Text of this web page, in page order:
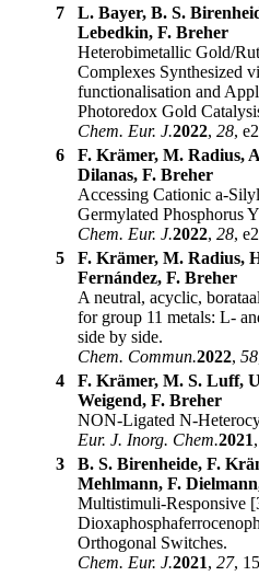
7
L. Bayer, B. S.
Lebedkin, F. Breher
Heterobimetallic Gold/
Complexes Synthesized
functionalisation and
Photoredox Gold
Chem. Eur. J.2022, 28,
6
F. Krämer, M. Radius,
Dilanas, F. Breher
Accessing Cationic a-
Germylated Phosphorus
Chem. Eur. J.2022, 28,
5
F. Krämer, M. Radius,
Fernández, F. Breher
A neutral, acyclic,
for group 11 metals: L-
side by side.
Chem. Commun.2022, 58
4
F. Krämer, M. S. Luff,
Weigend, F. Breher
NON-Ligated N-
Eur. J. Inorg. Chem.2021,
3
B. S. Birenheide, F.
Mehlmann, F.
Multistimuli-Responsive
Orthogonal Switches.
Chem. Eur. J.2021, 27,